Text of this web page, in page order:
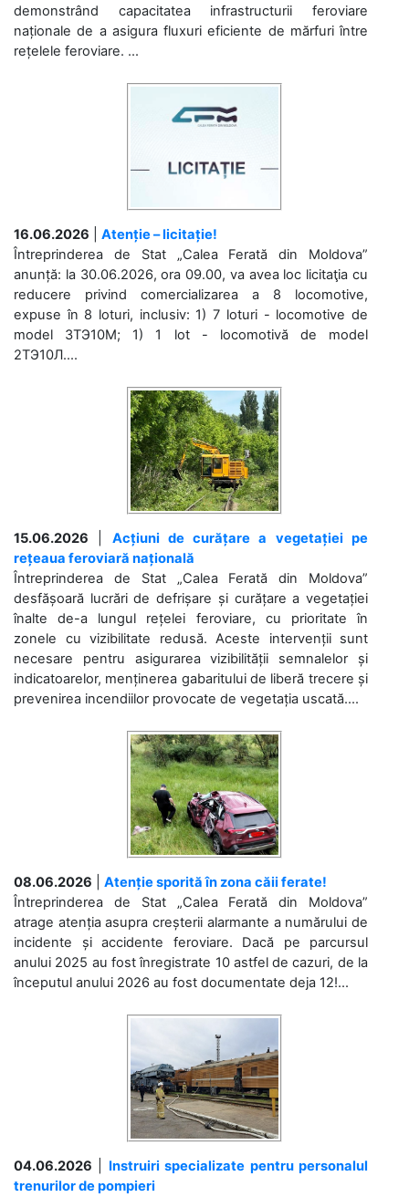
demonstrând capacitatea infrastructurii feroviare
naționale de a asigura fluxuri eficiente de mărfuri între
rețelele feroviare. ...
16.06.2026
Atenție – licitație!
Întreprinderea de Stat „Calea Ferată din Moldova”
anunță: la 30.06.2026, ora 09.00, va avea loc licitaţia cu
reducere privind comercializarea a 8 locomotive,
expuse în 8 loturi, inclusiv: 1) 7 loturi - locomotive de
model 3ТЭ10М; 1) 1 lot - locomotivă de model
2ТЭ10Л....
15.06.2026
Acțiuni de curățare a vegetației pe
rețeaua feroviară națională
Întreprinderea de Stat „Calea Ferată din Moldova”
desfășoară lucrări de defrișare și curățare a vegetației
înalte de-a lungul rețelei feroviare, cu prioritate în
zonele cu vizibilitate redusă. Aceste intervenții sunt
necesare pentru asigurarea vizibilității semnalelor și
indicatoarelor, menținerea gabaritului de liberă trecere și
prevenirea incendiilor provocate de vegetația uscată....
08.06.2026
Atenție sporită în zona căii ferate!
Întreprinderea de Stat „Calea Ferată din Moldova”
atrage atenția asupra creșterii alarmante a numărului de
incidente și accidente feroviare. Dacă pe parcursul
anului 2025 au fost înregistrate 10 astfel de cazuri, de la
începutul anului 2026 au fost documentate deja 12!...
04.06.2026
Instruiri specializate pentru personalul
trenurilor de pompieri